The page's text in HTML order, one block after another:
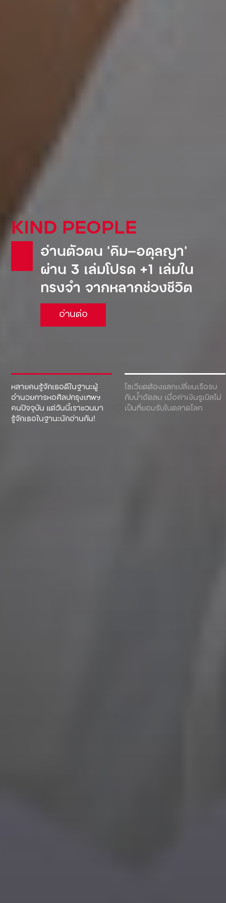
หลายคนรู้จักเธอดีในฐานะผู้
อำนวยการหอศิลปกรุงเทพฯ
คนปัจจุบัน แต่วันนี้เราชวนมา
รู้จักเธอในฐานะนักอ่านกัน!
โซเวียตต้องแลกเปลี่ยนเรือรบ
กับน้ำอัดลม เมื่อค่าเงินรูเบิลไม่
เป็นที่ยอมรับในตลาดโลก
KIND PEOPLE
อ่านตัวตน ‘คิม—อดุลญา’
ผ่าน 3 เล่มโปรด +1 เล่มใน
ทรงจำ จากหลากช่วงชีวิต
อ่านต่อ